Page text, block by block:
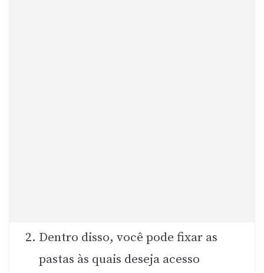
Dentro disso, você pode fixar as
pastas às quais deseja acesso